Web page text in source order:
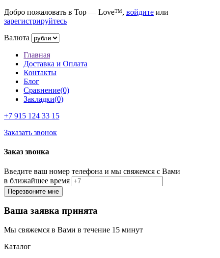
Добро пожаловать в Top — Love™, войдите или
зарегистрируйтесь
Валюта
Главная
Доставка и Оплата
Контакты
Блог
Сравнение(0)
Закладки(0)
+7 915 124 33 15
Заказать звонок
Заказ звонка
Введите ваш номер телефона и мы свяжемся с Вами
в ближайшее время
Ваша заявка принята
Мы свяжемся в Вами в течение 15 минут
Каталог